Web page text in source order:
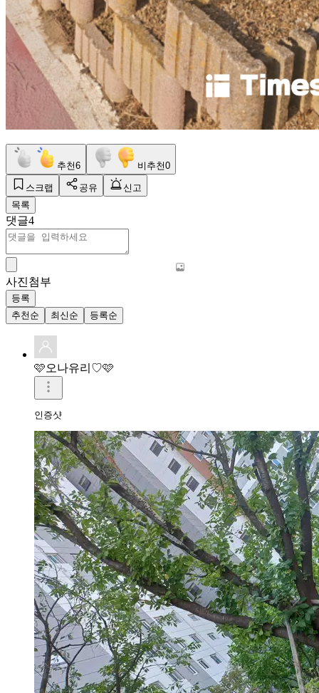
추천6 비추천0
스크랩 공유
신고
목록
댓글4
사진첨부
등록
추천순
최신순 등록순
🩷오나유리♡🩷
인증샷